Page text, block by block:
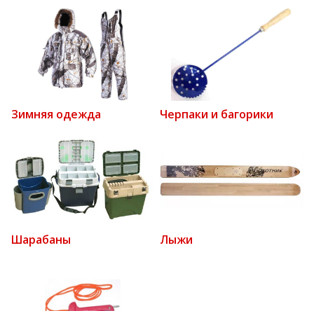
Зимняя одежда Черпаки и багорики
Шарабаны Лыжи